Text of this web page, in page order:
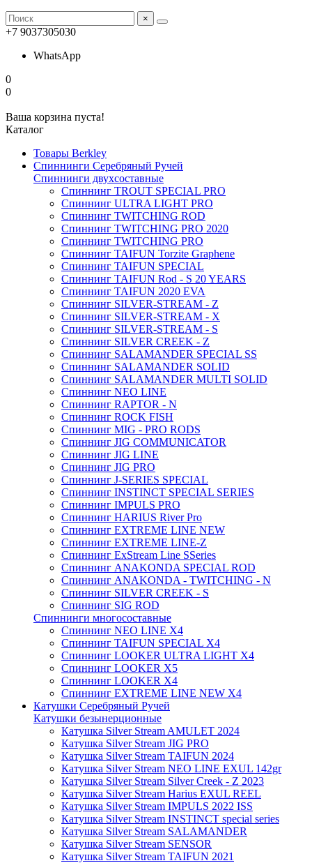
×
+7 9037305030
WhatsApp
0
0
Ваша корзина пуста!
Каталог
Товары Berkley
Спиннинги Серебряный Ручей
Спиннинги двухсоставные
Спиннинг TROUT SPECIAL PRO
Спиннинг ULTRA LIGHT PRO
Спиннинг TWITCHING ROD
Спиннинг TWITCHING PRO 2020
Спиннинг TWITCHING PRO
Спиннинг TAIFUN Torzite Graphene
Спиннинг TAIFUN SPECIAL
Спиннинг TAIFUN Rod - S 20 YEARS
Спиннинг TAIFUN 2020 EVA
Спиннинг SILVER-STREAM - Z
Спиннинг SILVER-STREAM - X
Спиннинг SILVER-STREAM - S
Спиннинг SILVER CREEK - Z
Спиннинг SALAMANDER SPECIAL SS
Спиннинг SALAMANDER SOLID
Спиннинг SALAMANDER MULTI SOLID
Спиннинг NEO LINE
Спиннинг RAPTOR - N
Спиннинг ROCK FISH
Спиннинг MIG - PRO RODS
Спиннинг JIG COMMUNICATOR
Спиннинг JIG LINE
Спиннинг JIG PRO
Спиннинг J-SERIES SPECIAL
Спиннинг INSTINCT SPECIAL SERIES
Спиннинг IMPULS PRO
Спиннинг HARIUS River Pro
Спиннинг EXTREME LINE NEW
Спиннинг EXTREME LINE-Z
Спиннинг ExStream Line SSeries
Спиннинг ANAKONDA SPECIAL ROD
Спиннинг ANAKONDA - TWITCHING - N
Спиннинг SILVER CREEK - S
Спиннинг SIG ROD
Спиннинги многосоставные
Спиннинг NEO LINE X4
Спиннинг TAIFUN SPECIAL X4
Спиннинг LOOKER ULTRA LIGHT X4
Спиннинг LOOKER X5
Спиннинг LOOKER X4
Спиннинг EXTREME LINE NEW X4
Катушки Серебряный Ручей
Катушки безынерционные
Катушка Silver Stream AMULET 2024
Катушка Silver Stream JIG PRO
Катушка Silver Stream TAIFUN 2024
Катушка Silver Stream NEO LINE EXUL 142gr
Катушка Silver Stream Silver Creek - Z 2023
Катушка Silver Stream Harius EXUL REEL
Катушка Silver Stream IMPULS 2022 ISS
Катушка Silver Stream INSTINCT special series
Катушка Silver Stream SALAMANDER
Катушка Silver Stream SENSOR
Катушка Silver Stream TAIFUN 2021